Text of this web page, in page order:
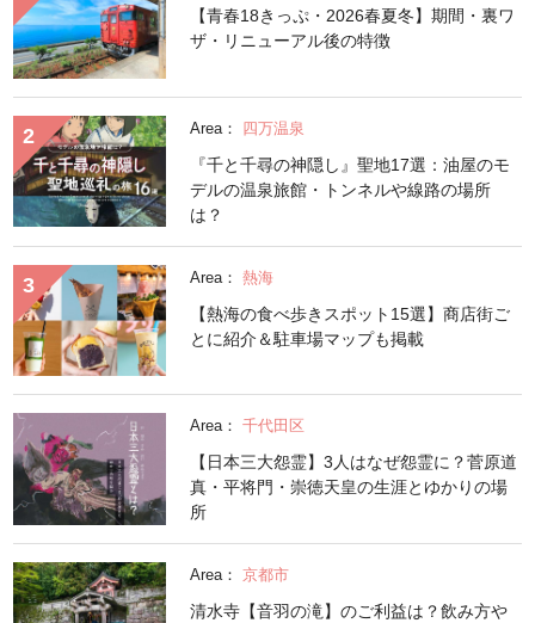
【青春18きっぷ・2026春夏冬】期間・裏ワ
ザ・リニューアル後の特徴
Area： 四万温泉
『千と千尋の神隠し』聖地17選：油屋のモ
デルの温泉旅館・トンネルや線路の場所
は？
Area： 熱海
【熱海の食べ歩きスポット15選】商店街ご
とに紹介＆駐車場マップも掲載
Area： 千代田区
【日本三大怨霊】3人はなぜ怨霊に？菅原道
真・平将門・崇徳天皇の生涯とゆかりの場
所
Area： 京都市
清水寺【音羽の滝】のご利益は？飲み方や